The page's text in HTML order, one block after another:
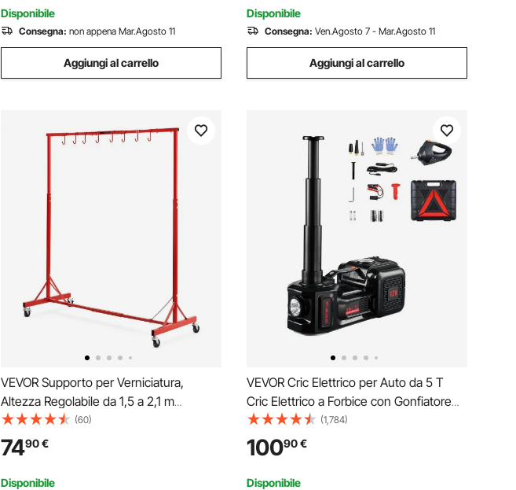
per SUV
Disponibile
Consegna: non appena Mar.Agosto 11
Aggiungi al carrello
Nero
Disponibile
Consegna: Ven.Agosto 7 - Mar.Agosto 11
Aggiungi al carrello
VEVOR Supporto per Verniciatura,
Altezza Regolabile da 1,5 a 2,1 m
Supporto per Carrozzeria per Auto con
8 Ganci, 4 Ruote Girevoli, Capacità di 30
kg per Officine di Riparazione Auto e
Garage, Rosso
(60)
7490€
Disponibile
VEVOR Cric Elettrico per Auto da 5 T
Cric Elettrico a Forbice con Gonfiatore
Integrato, Sostituzione Pneumatici 12 V
con Chiave a Percussione Elettrica e
Luce LED, Kit Cric Portatile per Berlina,
SUV
(1,784)
10090€
Disponibile